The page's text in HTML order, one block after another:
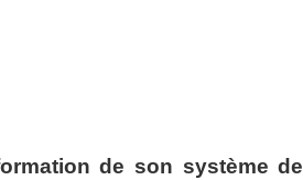
de son système de